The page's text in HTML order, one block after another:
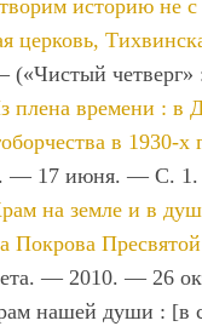
историю не с
церковь,
четверг»
плена времени : в
в 1930-х
— 17 июня. — С. 1.
на земле и в
Покрова
— 2010. — 26
нашей души : [в